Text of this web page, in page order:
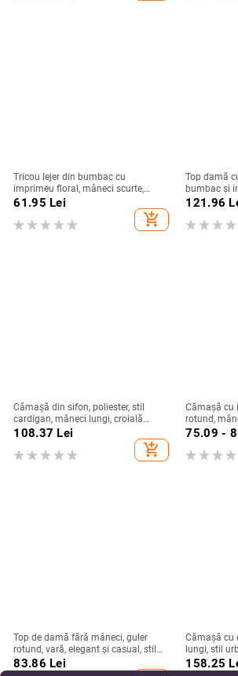
Tricou lejer din bumbac cu
imprimeu floral, mâneci scurte,
guler rotund, croială lejeră
61.95 Lei
add_shopping_cart
Top damă
bumbac și
lejeră, guler
121.96
Cămașă din sifon, poliester, stil
cardigan, mâneci lungi, croială
lejeră
108.37 Lei
add_shopping_cart
Cămașă cu
rotund,
relaxată,
75.09 -
Top de damă fără mâneci, guler
rotund, vară, elegant și casual, stil
european, imprimeu abstract
83.86 Lei
Cămașă cu
lungi, stil
croială
158.25